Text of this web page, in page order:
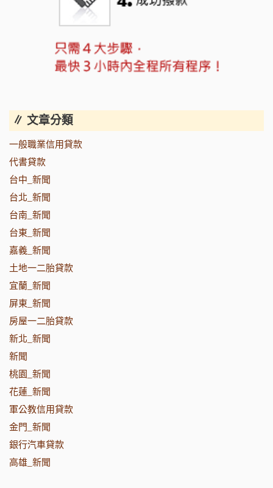
∥ 文章分類
一般職業信用貸款
代書貸款
台中_新聞
台北_新聞
台南_新聞
台東_新聞
嘉義_新聞
土地一二胎貸款
宜蘭_新聞
屏東_新聞
房屋一二胎貸款
新北_新聞
新聞
桃園_新聞
花蓮_新聞
軍公教信用貸款
金門_新聞
銀行汽車貸款
高雄_新聞